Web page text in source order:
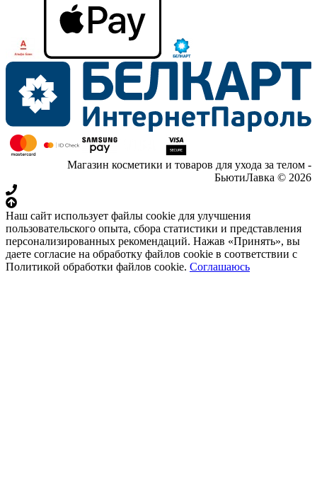
Магазин косметики и товаров для ухода за телом -
БьютиЛавка © 2026
Наш сайт использует файлы cookie для улучшения
пользовательского опыта, сбора статистики и представления
персонализированных рекомендаций. Нажав «Принять», вы
даете согласие на обработку файлов cookie в соответствии с
Политикой обработки файлов cookie. Соглашаюсь